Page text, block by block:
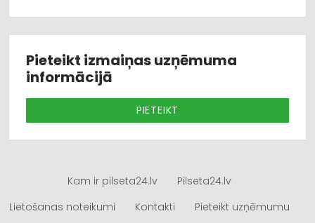
Pieteikt izmaiņas uzņēmuma
informācijā
PIETEIKT
Kam ir pilseta24.lv
Pilseta24.lv
Lietošanas noteikumi
Kontakti Pieteikt uzņēmumu